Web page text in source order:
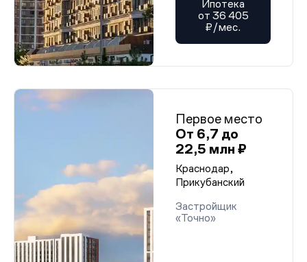
Ипотека
от 36 405
₽/мес.
Первое место
От 6,7 до
22,5 млн ₽
Краснодар,
Прикубанский
Застройщик
«Точно»